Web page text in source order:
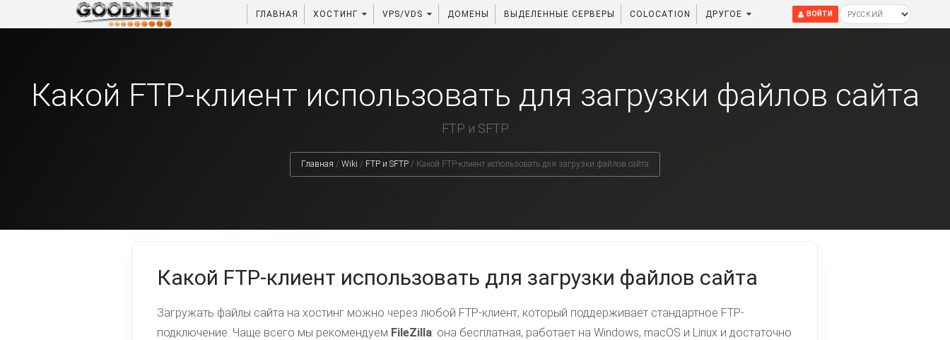
ГЛАВНАЯ ХОСТИНГ VPS/VDS ДОМЕНЫ ВЫДЕЛЕННЫЕ СЕРВЕРЫ COLOCATION ДРУГОЕ ВОЙТИ
Какой FTP-клиент использовать для загрузки файлов сайта
FTP и SFTP
Главная / Wiki / FTP и SFTP / Какой FTP-клиент использовать для загрузки файлов сайта
Какой FTP-клиент использовать для загрузки файлов сайта
Загружать файлы сайта на хостинг можно через любой FTP-клиент, который поддерживает стандартное FTP-
подключение. Чаще всего мы рекомендуем FileZilla: она бесплатная, работает на Windows, macOS и Linux и достаточно